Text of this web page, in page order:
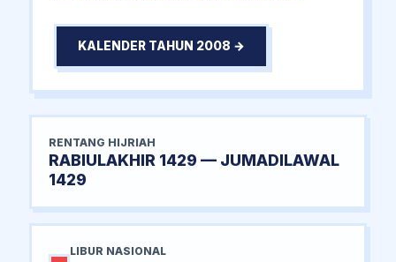
KALENDER TAHUN 2008 →
RENTANG HIJRIAH
RABIULAKHIR 1429 — JUMADILAWAL
1429
LIBUR NASIONAL